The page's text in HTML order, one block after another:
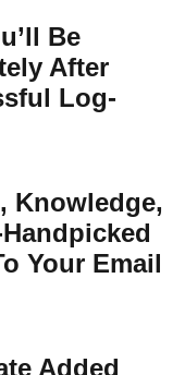
Be
After
Log-
Knowledge,
Your Email
Added